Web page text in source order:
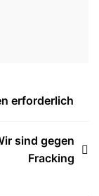
erforderlich
sind gegen
Fracking